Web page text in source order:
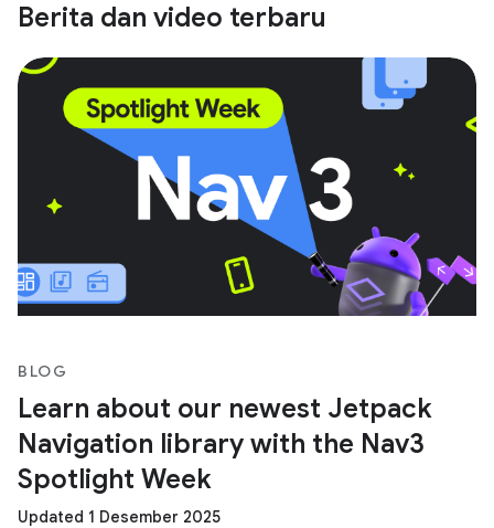
Berita dan video terbaru
BLOG
Learn about our newest Jetpack
Navigation library with the Nav3
Spotlight Week
Updated 1 Desember 2025